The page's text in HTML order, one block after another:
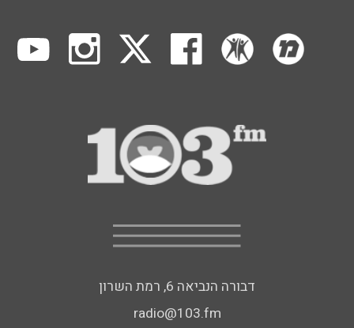
דבורה הנביאה 6, רמת השרון
radio@103.fm